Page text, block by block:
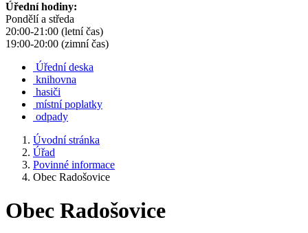
Úřední hodiny:
Pondělí a středa
20:00-21:00 (letní čas)
19:00-20:00 (zimní čas)
Úřední deska
knihovna
hasiči
místní poplatky
odpady
Úvodní stránka
Úřad
Povinné informace
Obec Radošovice
Obec Radošovice